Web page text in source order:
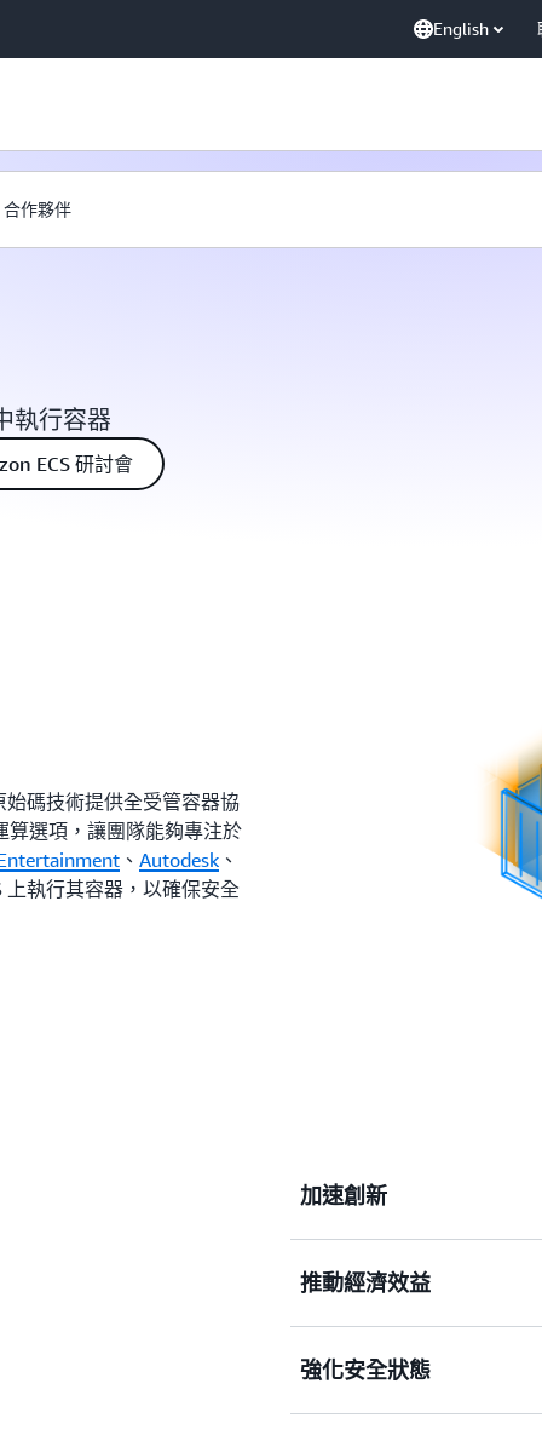
English
合作夥伴
執行容器
ECS 研討會
始碼技術提供全受管容器協
算選項，讓團隊能夠專注於
、Autodesk 、
上執行其容器，以確保安全
加速創新
將應用程式作業和基礎設
推動經濟效益
透過依用量計費定價、提
強化安全狀態